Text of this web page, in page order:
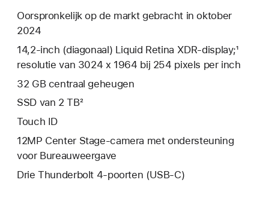
Oorspronkelijk op de markt gebracht in oktober
2024
14,2‑inch (diagonaal) Liquid Retina XDR-display;¹
resolutie van 3024 x 1964 bij 254 pixels per inch
32 GB centraal geheugen
SSD van 2 TB²
Touch ID
12MP Center Stage-camera met ondersteuning
voor Bureauweergave
Drie Thunderbolt 4-poorten (USB‑C)